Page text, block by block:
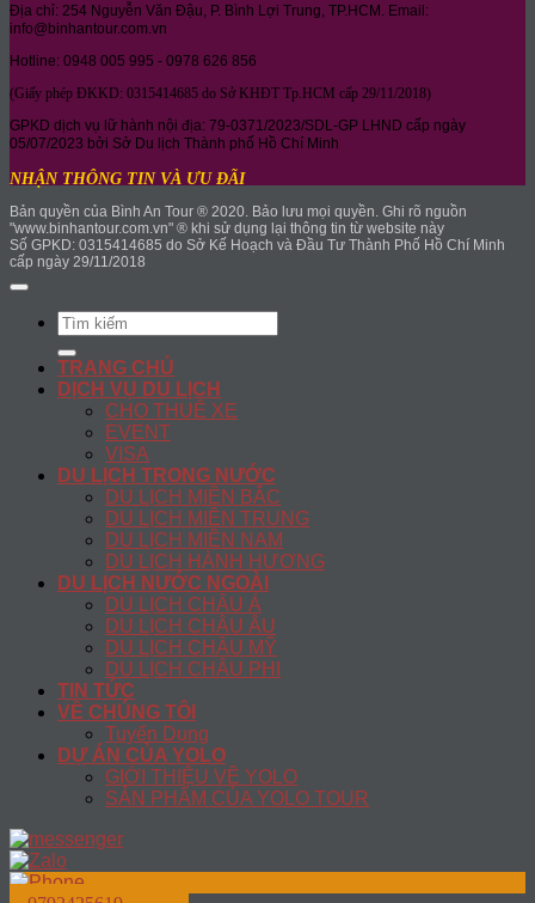
Địa chỉ: 254 Nguyễn Văn Đậu, P. Bình Lợi Trung, TP.HCM. Email:
info@binhantour.com.vn
Hotline: 0948 005 995 - 0978 626 856
(Giấy phép ĐKKD: 0315414685 do Sở KHĐT Tp.HCM cấp 29/11/2018)
GPKD dịch vụ lữ hành nội địa: 79-0371/2023/SDL-GP LHND cấp ngày
05/07/2023 bởi Sở Du lịch Thành phố Hồ Chí Minh
NHẬN THÔNG TIN VÀ ƯU ĐÃI
Bản quyền của Bình An Tour ® 2020. Bảo lưu mọi quyền. Ghi rõ nguồn
"www.binhantour.com.vn" ® khi sử dụng lại thông tin từ website này
Số GPKD: 0315414685 do Sở Kế Hoạch và Đầu Tư Thành Phố Hồ Chí Minh
cấp ngày 29/11/2018
Search
for:
TRANG CHỦ
DỊCH VỤ DU LỊCH
CHO THUÊ XE
EVENT
VISA
DU LỊCH TRONG NƯỚC
DU LỊCH MIỀN BẮC
DU LỊCH MIỀN TRUNG
DU LỊCH MIỀN NAM
DU LỊCH HÀNH HƯƠNG
DU LỊCH NƯỚC NGOÀI
DU LỊCH CHÂU Á
DU LỊCH CHÂU ÂU
DU LỊCH CHÂU MỸ
DU LỊCH CHÂU PHI
TIN TỨC
VỀ CHÚNG TÔI
Tuyển Dụng
DỰ ÁN CỦA YOLO
GIỚI THIỆU VỀ YOLO
SẢN PHẨM CỦA YOLO TOUR